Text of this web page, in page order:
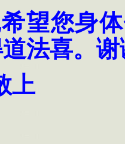
望您身
法喜。
上